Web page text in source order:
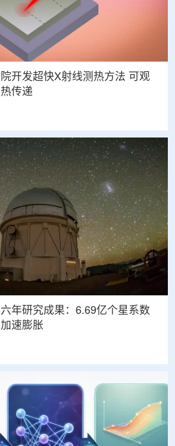
开发超快X射线测热方法 可观
传递
年研究成果：6.69亿个星系数
速膨胀